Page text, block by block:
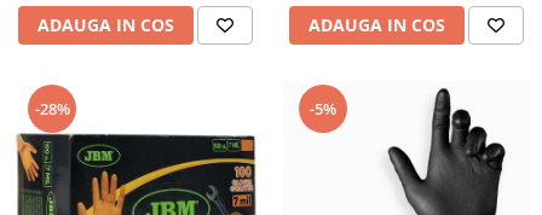
ADAUGA IN COS ADAUGA IN COS
-28% -5%